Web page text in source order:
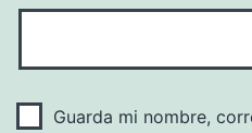
Guarda mi nombre,